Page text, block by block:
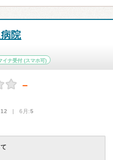
院
イナ受付 (スマホ可)
－
12 | 6月:5